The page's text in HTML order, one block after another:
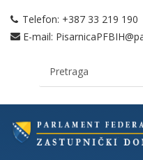
Telefon: +387 33 219 190
E-mail: